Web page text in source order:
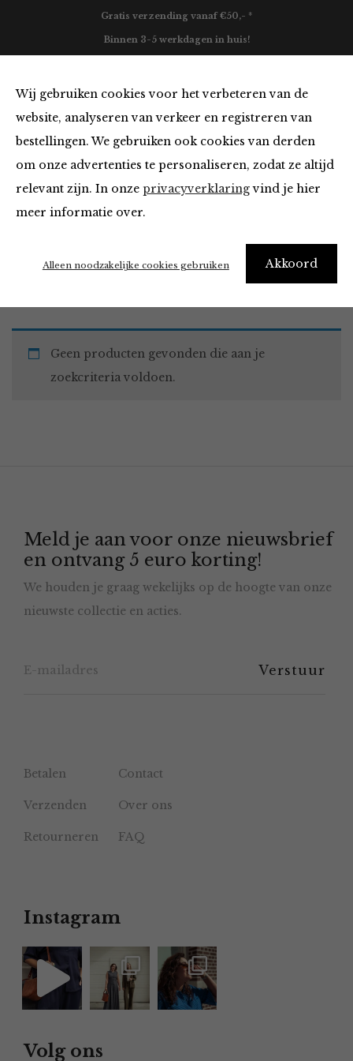
Wij gebruiken cookies voor het verbeteren van de
website, analyseren van verkeer en registreren van
bestellingen. We gebruiken ook cookies van derden
om onze advertenties te personaliseren, zodat ze altijd
relevant zijn. In onze privacyverklaringvind je hier
meer informatie over.
Akkoord
Alleen noodzakelijke cookies gebruiken
Gratis verzending vanaf €50,- *
Binnen 3-5 werkdagen in huis!
Must Haves
Home Winkel Accessoires Must Haves
Geen producten gevonden die aan je
zoekcriteria voldoen.
Meld je aan voor onze nieuwsbrief
en ontvang 5 euro korting!
We houden je graag wekelijks op de hoogte van onze
nieuwste collectie en acties.
Betalen Contact
Verzenden Over ons
Retourneren FAQ
Instagram
Volg ons